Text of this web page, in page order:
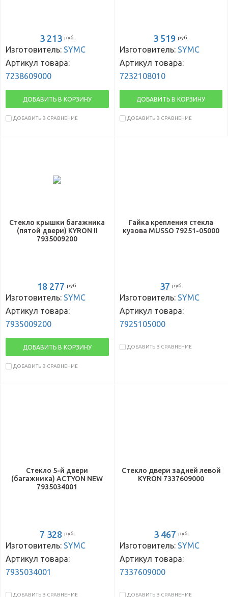
3 213 руб.
Изготовитель: SYMC
Артикул товара:
7238609000
ДОБАВИТЬ В КОРЗИНУ
ДОБАВИТЬ В СРАВНЕНИЕ
3 519 руб.
Изготовитель: SYMC
Артикул товара:
7232108010
ДОБАВИТЬ В КОРЗИНУ
ДОБАВИТЬ В СРАВНЕНИЕ
Стекло крышки багажника
(пятой двери) KYRON II
7935009200
18 277 руб.
Изготовитель: SYMC
Артикул товара:
7935009200
ДОБАВИТЬ В КОРЗИНУ
ДОБАВИТЬ В СРАВНЕНИЕ
Гайка крепления стекла
кузова MUSSO 79251-05000
37 руб.
Изготовитель: SYMC
Артикул товара:
7925105000
ДОБАВИТЬ В СРАВНЕНИЕ
Стекло 5-й двери
(багажника) ACTYON NEW
7935034001
7 328 руб.
Изготовитель: SYMC
Артикул товара:
7935034001
ДОБАВИТЬ В СРАВНЕНИЕ
Стекло двери задней левой
KYRON 7337609000
3 467 руб.
Изготовитель: SYMC
Артикул товара:
7337609000
ДОБАВИТЬ В СРАВНЕНИЕ